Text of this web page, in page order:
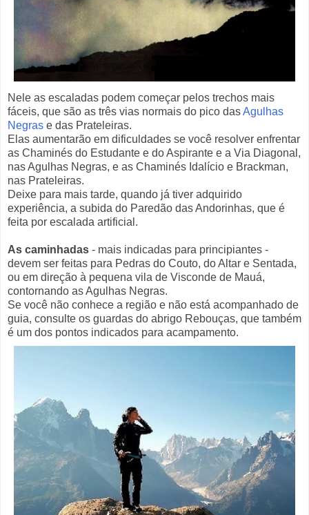
Nele as escaladas podem começar pelos trechos mais
fáceis, que são as três vias normais do pico dasAgulhas
Negras e das Prateleiras.
Elas aumentarão em dificuldades se você resolver enfrentar
as Chaminés do Estudante e do Aspirante e a Via Diagonal,
nas Agulhas Negras, e as Chaminés Idalício e Brackman,
nas Prateleiras.
Deixe para mais tarde, quando já tiver adquirido
experiência, a subida do Paredão das Andorinhas, que é
feita por escalada artificial.
As caminhadas - mais indicadas para principiantes -
devem ser feitas para Pedras do Couto, do Altar e Sentada,
ou em direção à pequena vila de Visconde de Mauá,
contornando as Agulhas Negras.
Se você não conhece a região e não está acompanhado de
guia, consulte os guardas do abrigo Rebouças, que também
é um dos pontos indicados para acampamento.